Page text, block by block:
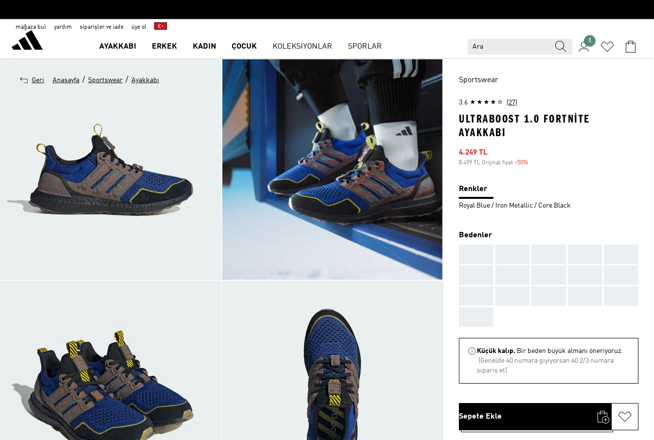
mağaza bul yardım siparişler ve iade üye ol
AYAKKABI ERKEK KADIN ÇOCUK KOLEKSİYONLAR SPORLAR
1
Geri Anasayfa / Sportswear / Ayakkabı Sportswear
3.6 (27)
ULTRABOOST 1.0 FORTNITE
AYAKKABI
İndirimli fiyat
4.249 TL
8.499 TL Orijinal fiyat -50%
Renkler
Royal Blue / Iron Metallic / Core Black
Bedenler
Küçük kalıp. Bir beden büyük almanı öneriyoruz.
(Genelde 40 numara giyiyorsan 40 2/3 numara
sipariş et)
Sepete Ekle